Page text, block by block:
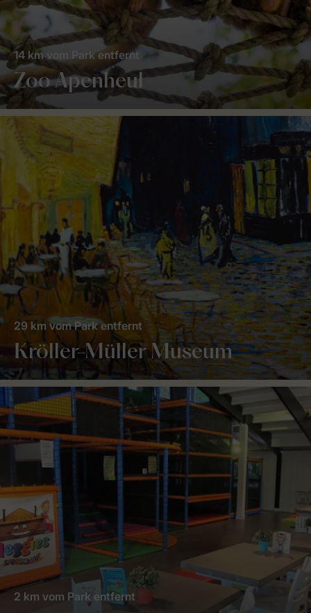
Zoo Apenheul
14 km vom Park entfernt
Kröller-Müller Museum
29 km vom Park entfernt
2 km vom Park entfernt